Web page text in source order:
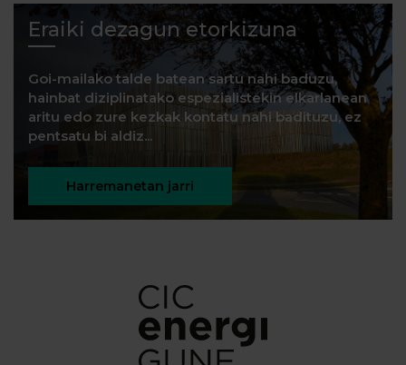
Eraiki dezagun etorkizuna
Goi-mailako talde batean sartu nahi baduzu,
hainbat diziplinatako espezialistekin elkarlanean
aritu edo zure kezkak kontatu nahi badituzu, ez
pentsatu bi aldiz...
Harremanetan jarri